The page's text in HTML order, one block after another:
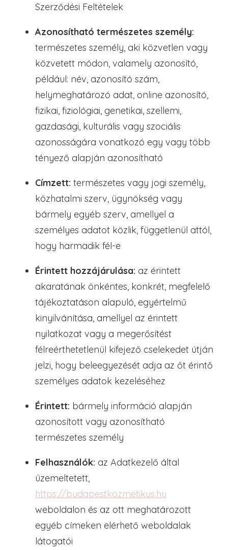
Szerződési Feltételek
Azonosítható természetes személy:
természetes személy, aki közvetlen vagy
közvetett módon, valamely azonosító,
például: név, azonosító szám,
helymeghatározó adat, online azonosító,
fizikai, fiziológiai, genetikai, szellemi,
gazdasági, kulturális vagy szociális
azonosságára vonatkozó egy vagy több
tényező alapján azonosítható
Címzett: természetes vagy jogi személy,
közhatalmi szerv, ügynökség vagy
bármely egyéb szerv, amellyel a
személyes adatot közlik, függetlenül attól,
hogy harmadik fél-e
Érintett hozzájárulása: az érintett
akaratának önkéntes, konkrét, megfelelő
tájékoztatáson alapuló, egyértelmű
kinyilvánítása, amellyel az érintett
nyilatkozat vagy a megerősítést
félreérthetetlenül kifejező cselekedet útján
jelzi, hogy beleegyezését adja az őt érintő
személyes adatok kezeléséhez
Érintett: bármely információ alapján
azonosított vagy azonosítható
természetes személy
Felhasználók: az Adatkezelő által
üzemeltetett,
https://budapestkozmetikus.hu
weboldalon és az ott meghatározott
egyéb címeken elérhető weboldalak
látogatói